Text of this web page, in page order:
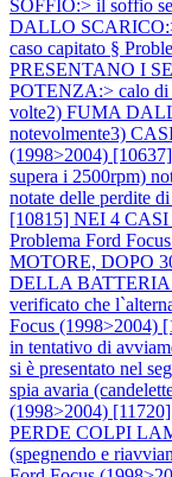
SOFFIO:> il soffio
DALLO
caso capitato §
PRESENTANO I
POTENZA:> calo di
volte2) FUMA
notevolmente3)
(1998>2004)
supera i 2500rpm)
notate delle perdite
[10815] NEI 4
Problema Ford
MOTORE, DOPO
DELLA BATTERIA
verificato che
Focus (1998>2004)
in tentativo di
si è presentato nel
spia avaria
(1998>2004)
PERDE COLPI
(spegnendo e